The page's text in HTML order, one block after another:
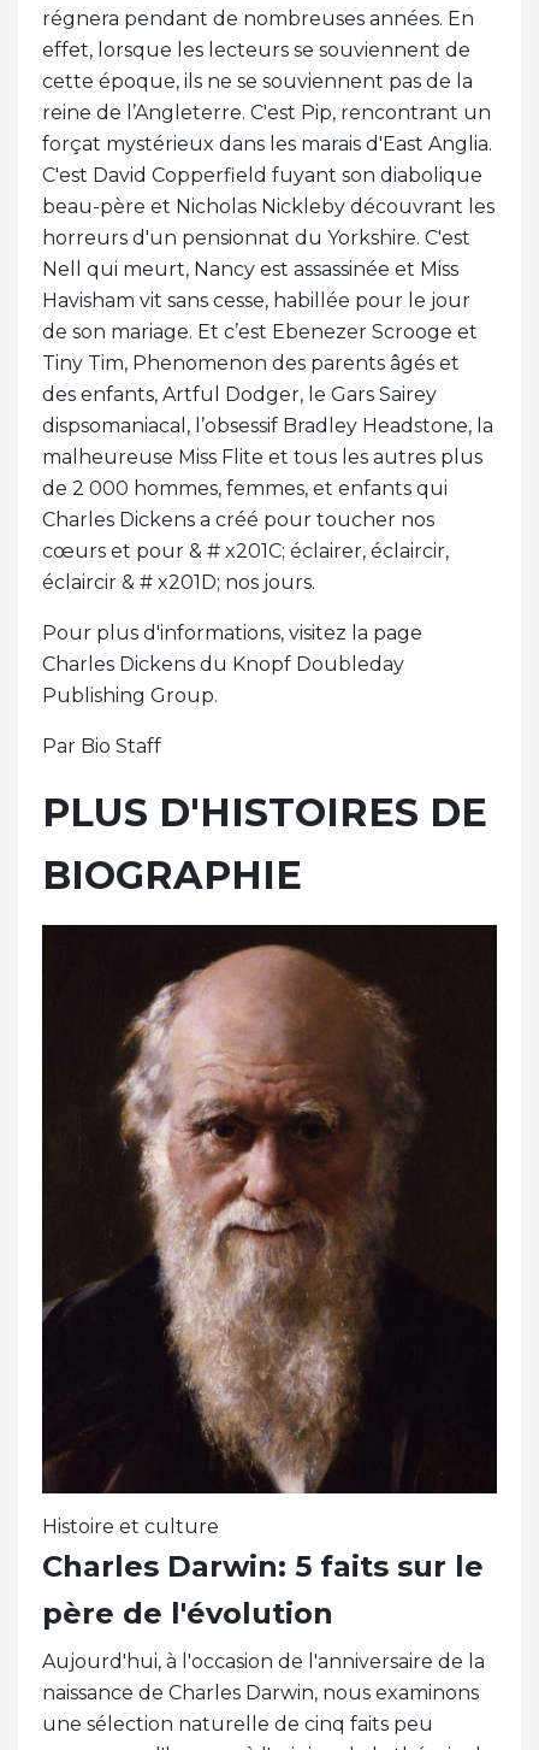
régnera pendant de nombreuses années. En
effet, lorsque les lecteurs se souviennent de
cette époque, ils ne se souviennent pas de la
reine de l’Angleterre. C'est Pip, rencontrant un
forçat mystérieux dans les marais d'East Anglia.
C'est David Copperfield fuyant son diabolique
beau-père et Nicholas Nickleby découvrant les
horreurs d'un pensionnat du Yorkshire. C'est
Nell qui meurt, Nancy est assassinée et Miss
Havisham vit sans cesse, habillée pour le jour
de son mariage. Et c’est Ebenezer Scrooge et
Tiny Tim, Phenomenon des parents âgés et
des enfants, Artful Dodger, le Gars Sairey
dispsomaniacal, l’obsessif Bradley Headstone, la
malheureuse Miss Flite et tous les autres plus
de 2 000 hommes, femmes, et enfants qui
Charles Dickens a créé pour toucher nos
cœurs et pour & # x201C; éclairer, éclaircir,
éclaircir & # x201D; nos jours.
Pour plus d'informations, visitez la page
Charles Dickens du Knopf Doubleday
Publishing Group.
Par Bio Staff
PLUS D'HISTOIRES DE
BIOGRAPHIE
Histoire et culture
Charles Darwin: 5 faits sur le
père de l'évolution
Aujourd'hui, à l'occasion de l'anniversaire de la
naissance de Charles Darwin, nous examinons
une sélection naturelle de cinq faits peu